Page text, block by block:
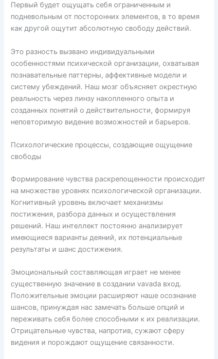
Первый будет ощущать себя ограниченным и
подневольным от посторонних элементов, в то время
как другой ощутит абсолютную свободу действий.
Это разность вызвано индивидуальными
особенностями психической организации, охватывая
познавательные паттерны, аффективные модели и
систему убеждений. Наш мозг объясняет окрестную
реальность через линзу накопленного опыта и
созданных понятий о действительности, формируя
неповторимую видение возможностей и барьеров.
Психологические процессы, создающие ощущение
свободы
Формирование чувства раскрепощенности происходит
на множестве уровнях психологической организации.
Когнитивный уровень включает механизмы
постижения, разбора данных и осуществления
решений. Наш интеллект постоянно анализирует
имеющиеся варианты деяний, их потенциальные
результаты и шанс достижения.
Эмоциональный составляющая играет не менее
существенную значение в создании vavada вход.
Положительные эмоции расширяют наше осознание
шансов, принуждая нас замечать больше опций и
переживать себя более способными к их реализации.
Отрицательные чувства, напротив, сужают сферу
видения и порождают ощущение связанности.